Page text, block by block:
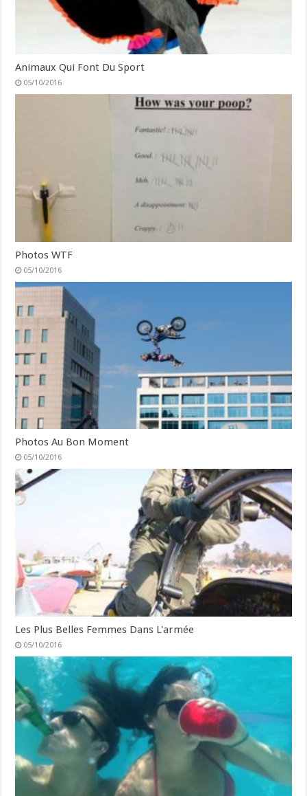
Animaux Qui Font Du Sport
05/10/2016
Photos WTF
05/10/2016
Photos Au Bon Moment
05/10/2016
Les Plus Belles Femmes Dans L'armée
05/10/2016